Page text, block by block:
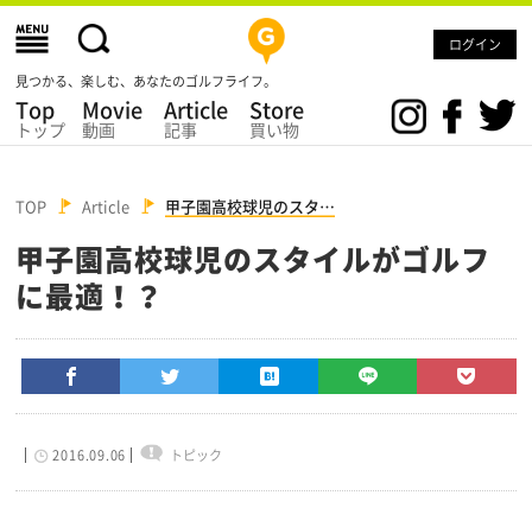
ログイン
見つかる、楽しむ、あなたのゴルフライフ。
Top
トップ
Movie
動画
Article
記事
Store
買い物
TOP Article 甲子園高校球児のスタ…
甲子園高校球児のスタイルがゴルフ
に最適！？
2016.09.06 トピック